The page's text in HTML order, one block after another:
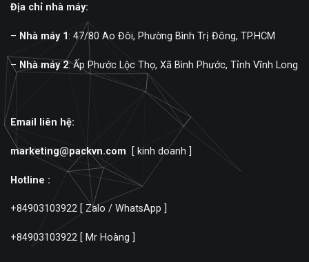
Địa chỉ nhà máy:
– Nhà máy 1: 47/80 Ao Đôi, Phường Bình Trị Đông, TP.HCM
– Nhà máy 2: Ấp Phước Lộc Thọ, Xã Bình Phước, Tỉnh Vĩnh Long
Email liên hệ:
marketing@packvn.com [ kinh doanh ]
Hotline :
+84903103922 [ Zalo / WhatsApp ]
+84903103922 [ Mr Hoàng ]